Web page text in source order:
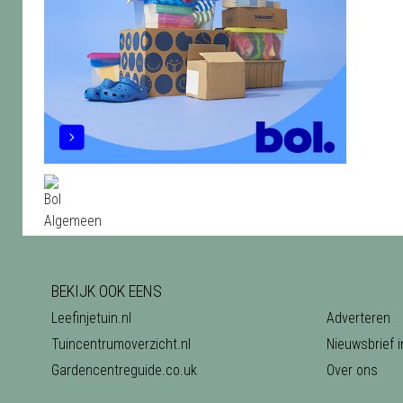
BEKIJK OOK EENS
Leefinjetuin.nl
Tuincentrumoverzicht.nl
Gardencentreguide.co.uk
Adverteren
Nieuwsbrief
Over ons